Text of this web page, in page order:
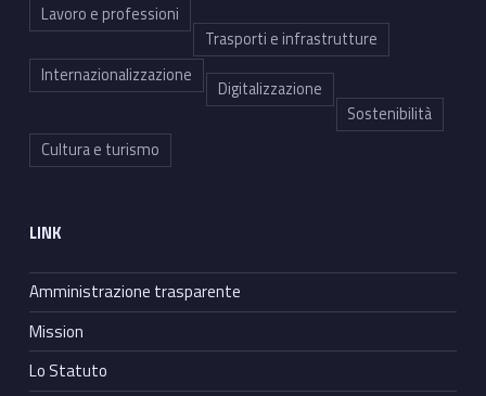
Lavoro e professioni
Trasporti e infrastrutture
Internazionalizzazione
Digitalizzazione
Sostenibilità
Cultura e turismo
LINK
Amministrazione trasparente
Mission
Lo Statuto